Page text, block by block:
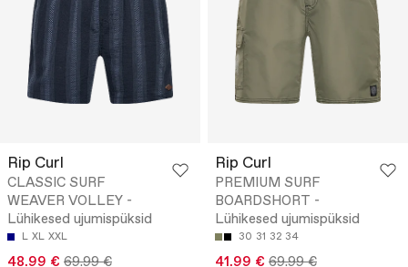
Rip Curl
CLASSIC SURF
WEAVER VOLLEY -
Lühikesed ujumispüksid
L XL XXL
48.99 € 69.99 €
Rip Curl
PREMIUM SURF
BOARDSHORT -
Lühikesed ujumispüksid
30 31 32 34
41.99 € 69.99 €